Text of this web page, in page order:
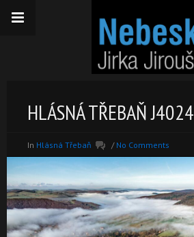
HLÁSNÁ TŘEBAŇ J4024
In Hlásná Třebaň / No Comments